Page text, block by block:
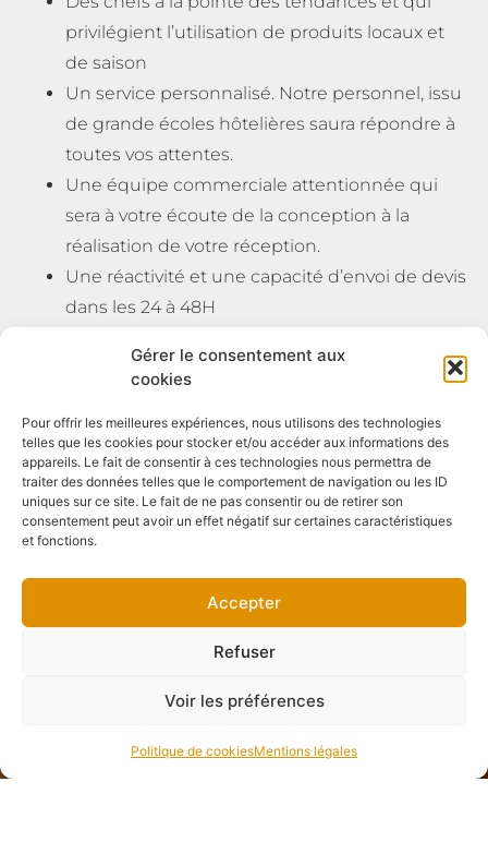
Gérer le consentement aux
cookies
Pour offrir les meilleures expériences, nous utilisons des technologies
telles que les cookies pour stocker et/ou accéder aux informations des
appareils. Le fait de consentir à ces technologies nous permettra de
traiter des données telles que le comportement de navigation ou les ID
uniques sur ce site. Le fait de ne pas consentir ou de retirer son
consentement peut avoir un effet négatif sur certaines caractéristiques
et fonctions.
Accepter
Refuser
Voir les préférences
Politique de cookiesMentions légales
privilégient l’utilisation de produits locaux et
de saison
Un service personnalisé. Notre personnel, issu
de grande écoles hôtelières saura répondre à
toutes vos attentes.
Une équipe commerciale attentionnée qui
sera à votre écoute de la conception à la
réalisation de votre réception.
Une réactivité et une capacité d’envoi de devis
dans les 24 à 48H